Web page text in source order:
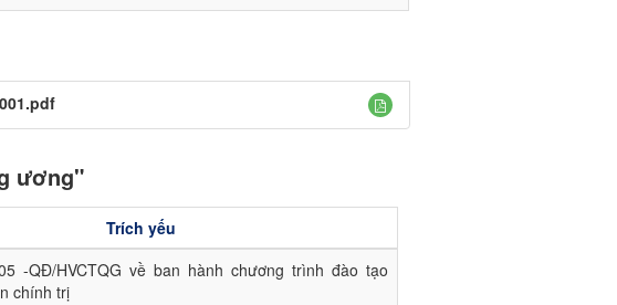
ương"
Trích yếu
-QĐ/HVCTQG về ban hành chương trình đào tạo
chính trị